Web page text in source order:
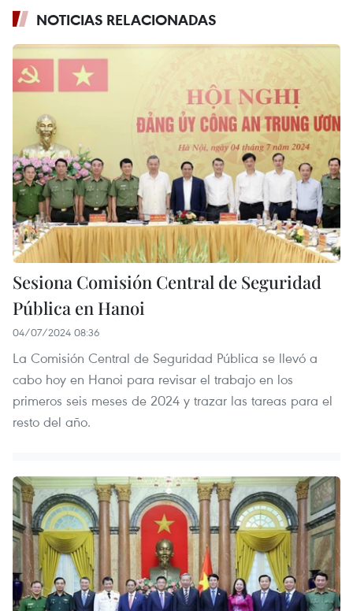
NOTICIAS RELACIONADAS
Sesiona Comisión Central de Seguridad
Pública en Hanoi
04/07/2024 08:36
La Comisión Central de Seguridad Pública se llevó a
cabo hoy en Hanoi para revisar el trabajo en los
primeros seis meses de 2024 y trazar las tareas para el
resto del año.